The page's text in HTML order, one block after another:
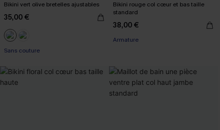
Bikini vert olive bretelles ajustables
35,00 €
Sans couture
Bikini rouge col cœur et bas taille
standard
38,00 €
Armature